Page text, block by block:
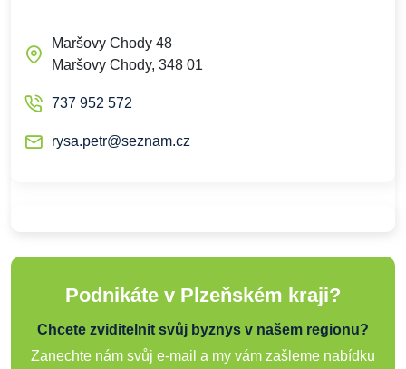
Maršovy Chody 48
Maršovy Chody, 348 01
737 952 572
rysa.petr@seznam.cz
Podnikáte v Plzeňském kraji?
Chcete zviditelnit svůj byznys v našem regionu?
Zanechte nám svůj e-mail a my vám zašleme nabídku